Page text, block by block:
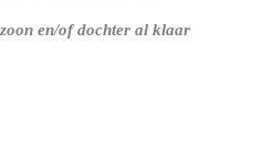
en/of dochter al klaar